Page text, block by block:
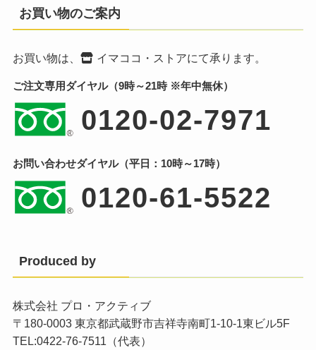
お買い物のご案内
お買い物は、 イマココ・ストアにて承ります。
ご注文専用ダイヤル（9時～21時 ※年中無休）
0120-02-7971
お問い合わせダイヤル（平日：10時～17時）
0120-61-5522
Produced by
株式会社 プロ・アクティブ
〒180-0003 東京都武蔵野市吉祥寺南町1-10-1東ビル5F
TEL:0422-76-7511（代表）